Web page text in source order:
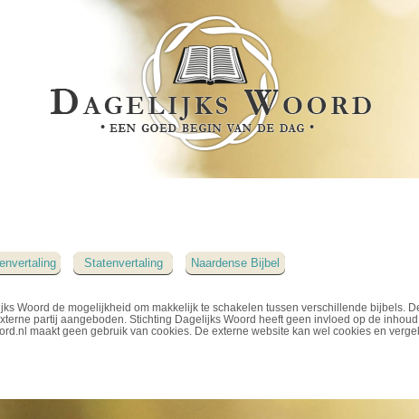
Statenvertaling Naardense Bijbel
Woord de mogelijkheid om makkelijk te schakelen tussen verschillende bijbels.
partij aangeboden. Stichting Dagelijks Woord heeft geen invloed op de
maakt geen gebruik van cookies. De externe website kan wel cookies en